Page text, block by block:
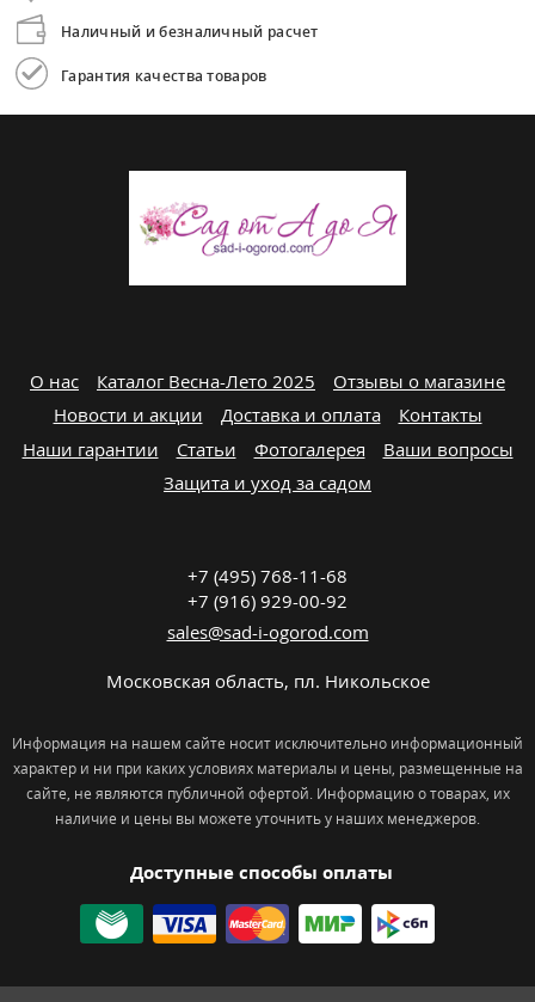
Наличный и безналичный расчет
Гарантия качества товаров
О нас Каталог Весна-Лето 2025
Отзывы о магазине
Новости и акции
Доставка и оплата
Контакты
Наши гарантии
Статьи Фотогалерея
Ваши вопросы
Защита и уход за садом
Доступные способы оплаты
+7 (495) 768-11-68
+7 (916) 929-00-92
sales@sad-i-ogorod.com
Московская область, пл. Никольcкое
Информация на нашем сайте носит исключительно информационный
характер и ни при каких условиях материалы и цены, размещенные на
сайте, не являются публичной офертой. Информацию о товарах, их
наличие и цены вы можете уточнить у наших менеджеров.